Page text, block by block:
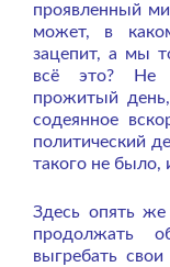
проявленный
может, в
зацепит, а мы
всё это? Не
прожитый
содеянное
политический
такого не было,
Здесь опять же
продолжать
выгребать